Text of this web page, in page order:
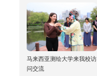
马来西亚测绘大学来我校访
问交流